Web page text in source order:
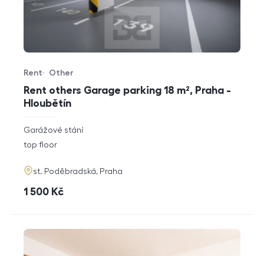
Rent others Garage parking 18 m², Praha -
Hloubětín
Offer type
Rent
Property type
Other
rozměry
disposition
Garážové stání
funkce
top floor
adresa
st. Poděbradská, Praha
cena
1 500 Kč